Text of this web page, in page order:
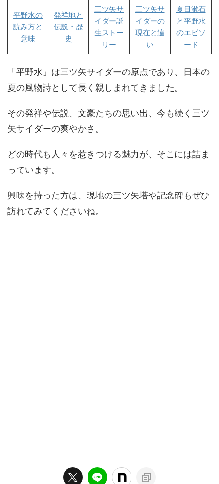
平野水の
読み方と
意味
発祥地と
伝説・歴
史
三ツ矢サ
イダー誕
生ストー
リー
三ツ矢サ
イダーの
現在と違
い
夏目漱石
と平野水
のエピソ
ード
「平野水」は三ツ矢サイダーの原点であり、日本の
夏の風物詩として長く親しまれてきました。
その発祥や伝説、文豪たちの思い出、今も続く三ツ
矢サイダーの爽やかさ。
どの時代も人々を惹きつける魅力が、そこには詰ま
っています。
興味を持った方は、現地の三ツ矢塔や記念碑もぜひ
訪れてみてくださいね。